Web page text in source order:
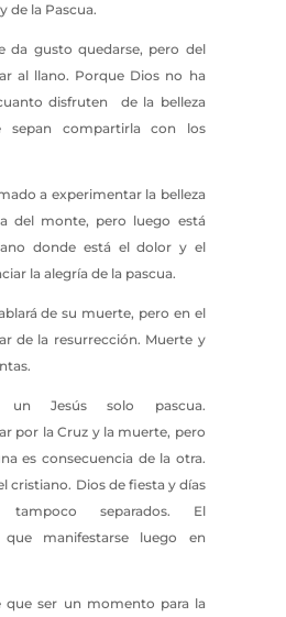
de la Pascua.
da gusto quedarse, pero del
al llano. Porque Dios no ha
disfruten de la belleza
sepan compartirla con los
a experimentar la belleza
del monte, pero luego está
donde está el dolor y el
la alegría de la pascua.
de su muerte, pero en el
de la resurrección. Muerte y
un Jesús solo pascua.
por la Cruz y la muerte, pero
es consecuencia de la otra.
cristiano. Dios de fiesta y días
tampoco separados. El
manifestarse luego en
que ser un momento para la